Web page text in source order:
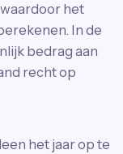
het
In de
bedrag aan
recht op
het jaar op te